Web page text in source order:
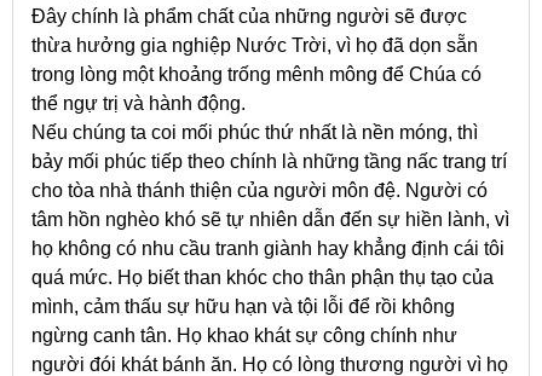
Đây chính là phẩm chất của những người sẽ được
thừa hưởng gia nghiệp Nước Trời, vì họ đã dọn sẵn
trong lòng một khoảng trống mênh mông để Chúa có
thể ngự trị và hành động.
Nếu chúng ta coi mối phúc thứ nhất là nền móng, thì
bảy mối phúc tiếp theo chính là những tầng nấc trang trí
cho tòa nhà thánh thiện của người môn đệ. Người có
tâm hồn nghèo khó sẽ tự nhiên dẫn đến sự hiền lành, vì
họ không có nhu cầu tranh giành hay khẳng định cái tôi
quá mức. Họ biết than khóc cho thân phận thụ tạo của
mình, cảm thấu sự hữu hạn và tội lỗi để rồi không
ngừng canh tân. Họ khao khát sự công chính như
người đói khát bánh ăn. Họ có lòng thương người vì họ